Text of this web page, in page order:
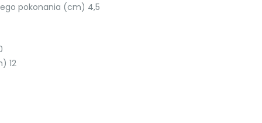
pokonania (cm) 4,5
12